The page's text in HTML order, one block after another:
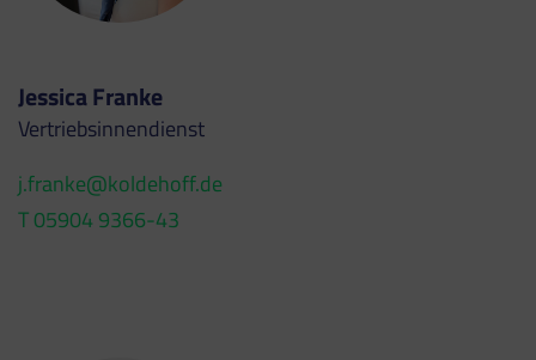
Jessica Franke
Vertriebsinnendienst
j.franke@koldehoff.de
T 05904 9366-43